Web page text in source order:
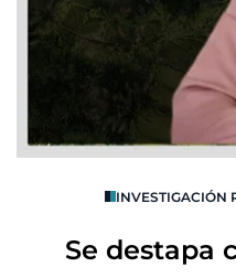
INVESTIGACIÓN
Se destapa